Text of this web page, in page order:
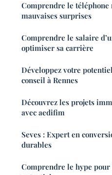
Comprendre le téléphone
mauvaises surprises
Comprendre le salaire
optimiser sa carrière
Développez votre
conseil à Rennes
Découvrez les projets
avec aedifim
Seves : Expert en
durables
Comprendre le hype